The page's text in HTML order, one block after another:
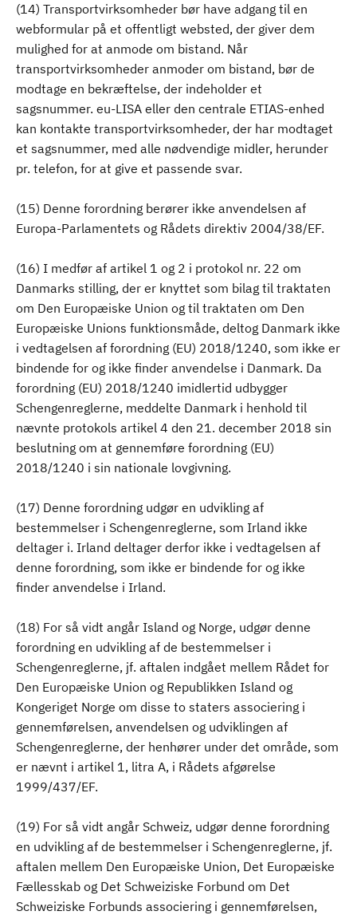
(14) Transportvirksomheder bør have adgang til en
webformular på et offentligt websted, der giver dem
mulighed for at anmode om bistand. Når
transportvirksomheder anmoder om bistand, bør de
modtage en bekræftelse, der indeholder et
sagsnummer. eu-LISA eller den centrale ETIAS-enhed
kan kontakte transportvirksomheder, der har modtaget
et sagsnummer, med alle nødvendige midler, herunder
pr. telefon, for at give et passende svar.
(15) Denne forordning berører ikke anvendelsen af
Europa-Parlamentets og Rådets direktiv 2004/38/EF.
(16) I medfør af artikel 1 og 2 i protokol nr. 22 om
Danmarks stilling, der er knyttet som bilag til traktaten
om Den Europæiske Union og til traktaten om Den
Europæiske Unions funktionsmåde, deltog Danmark ikke
i vedtagelsen af forordning (EU) 2018/1240, som ikke er
bindende for og ikke finder anvendelse i Danmark. Da
forordning (EU) 2018/1240 imidlertid udbygger
Schengenreglerne, meddelte Danmark i henhold til
nævnte protokols artikel 4 den 21. december 2018 sin
beslutning om at gennemføre forordning (EU)
2018/1240 i sin nationale lovgivning.
(17) Denne forordning udgør en udvikling af
bestemmelser i Schengenreglerne, som Irland ikke
deltager i. Irland deltager derfor ikke i vedtagelsen af
denne forordning, som ikke er bindende for og ikke
finder anvendelse i Irland.
(18) For så vidt angår Island og Norge, udgør denne
forordning en udvikling af de bestemmelser i
Schengenreglerne, jf. aftalen indgået mellem Rådet for
Den Europæiske Union og Republikken Island og
Kongeriget Norge om disse to staters associering i
gennemførelsen, anvendelsen og udviklingen af
Schengenreglerne, der henhører under det område, som
er nævnt i artikel 1, litra A, i Rådets afgørelse
1999/437/EF.
(19) For så vidt angår Schweiz, udgør denne forordning
en udvikling af de bestemmelser i Schengenreglerne, jf.
aftalen mellem Den Europæiske Union, Det Europæiske
Fællesskab og Det Schweiziske Forbund om Det
Schweiziske Forbunds associering i gennemførelsen,